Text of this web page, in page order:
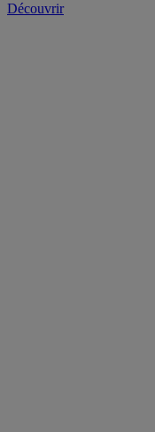
Découvrir